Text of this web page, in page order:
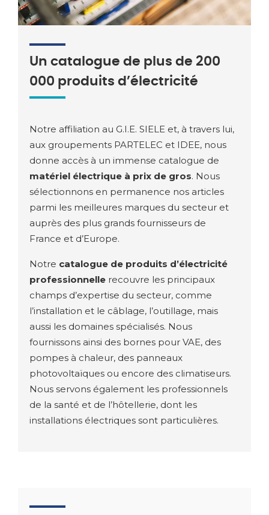
Un catalogue de plus de 200
000 produits d’électricité
Notre affiliation au G.I.E. SIELE et, à travers lui,
aux groupements PARTELEC et IDEE, nous
donne accès à un immense catalogue de
matériel électrique à prix de gros. Nous
sélectionnons en permanence nos articles
parmi les meilleures marques du secteur et
auprès des plus grands fournisseurs de
France et d’Europe.
Notre catalogue de produits d’électricité
professionnelle recouvre les principaux
champs d’expertise du secteur, comme
l’installation et le câblage, l’outillage, mais
aussi les domaines spécialisés. Nous
fournissons ainsi des bornes pour VAE, des
pompes à chaleur, des panneaux
photovoltaïques ou encore des climatiseurs.
Nous servons également les professionnels
de la santé et de l’hôtellerie, dont les
installations électriques sont particulières.